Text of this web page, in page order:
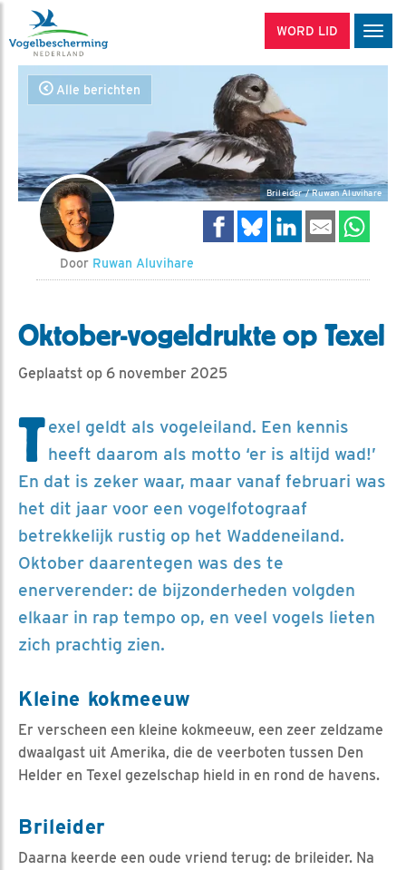
WORD LID
Alle berichten
Brileider / Ruwan Aluvihare
Door Ruwan Aluvihare
Oktober-vogeldrukte op Texel
Geplaatst op 6 november 2025
Texel geldt als vogeleiland. Een kennis
heeft daarom als motto ‘er is altijd wad!’
En dat is zeker waar, maar vanaf februari was
het dit jaar voor een vogelfotograaf
betrekkelijk rustig op het Waddeneiland.
Oktober daarentegen was des te
enerverender: de bijzonderheden volgden
elkaar in rap tempo op, en veel vogels lieten
zich prachtig zien.
Kleine kokmeeuw
Er verscheen een kleine kokmeeuw, een zeer zeldzame
dwaalgast uit Amerika, die de veerboten tussen Den
Helder en Texel gezelschap hield in en rond de havens.
Brileider
Daarna keerde een oude vriend terug: de brileider. Na